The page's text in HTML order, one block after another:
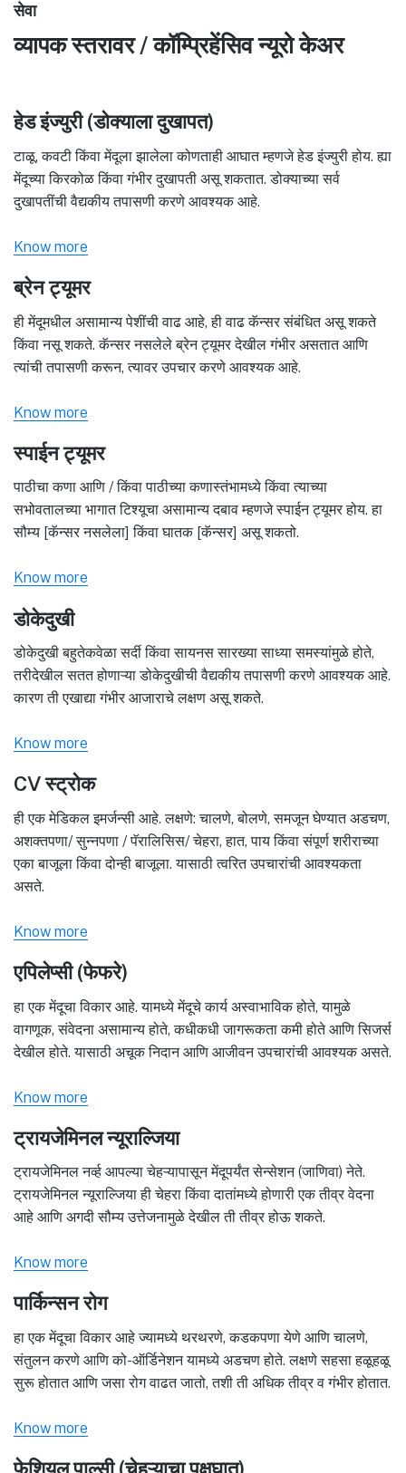
सेवा
व्यापक स्तरावर / कॉम्प्रिहेंसिव न्यूरो केअर
हेड इंज्युरी (डोक्याला दुखापत)
टाळू, कवटी किंवा मेंदूला झालेला कोणताही आघात म्हणजे हेड इंज्युरी होय. ह्या
मेंदूच्या किरकोळ किंवा गंभीर दुखापती असू शकतात. डोक्याच्या सर्व
दुखापतींची वैद्यकीय तपासणी करणे आवश्यक आहे.
Know more
ब्रेन ट्यूमर
ही मेंदूमधील असामान्य पेशींची वाढ आहे, ही वाढ कॅन्सर संबंधित असू शकते
किंवा नसू शकते. कॅन्सर नसलेले ब्रेन ट्यूमर देखील गंभीर असतात आणि
त्यांची तपासणी करून, त्यावर उपचार करणे आवश्यक आहे.
Know more
स्पाईन ट्यूमर
पाठीचा कणा आणि / किंवा पाठीच्या कणास्तंभामध्ये किंवा त्याच्या
सभोवतालच्या भागात टिश्यूचा असामान्य दबाव म्हणजे स्पाईन ट्यूमर होय. हा
सौम्य [कॅन्सर नसलेला] किंवा घातक [कॅन्सर] असू शकतो.
Know more
डोकेदुखी
डोकेदुखी बहुतेकवेळा सर्दी किंवा सायनस सारख्या साध्या समस्यांमुळे होते,
तरीदेखील सतत होणाऱ्या डोकेदुखीची वैद्यकीय तपासणी करणे आवश्यक आहे.
कारण ती एखाद्या गंभीर आजाराचे लक्षण असू शकते.
Know more
CV स्ट्रोक
ही एक मेडिकल इमर्जन्सी आहे. लक्षणे: चालणे, बोलणे, समजून घेण्यात अडचण,
अशक्तपणा/ सुन्नपणा / पॅरालिसिस/ चेहरा, हात, पाय किंवा संपूर्ण शरीराच्या
एका बाजूला किंवा दोन्ही बाजूला. यासाठी त्वरित उपचारांची आवश्यकता
असते.
Know more
एपिलेप्सी (फेफरे)
हा एक मेंदूचा विकार आहे. यामध्ये मेंदूचे कार्य अस्वाभाविक होते, यामुळे
वागणूक, संवेदना असामान्य होते, कधीकधी जागरूकता कमी होते आणि सिजर्स
देखील होते. यासाठी अचूक निदान आणि आजीवन उपचारांची आवश्यक असते.
Know more
ट्रायजेमिनल न्यूराल्जिया
ट्रायजेमिनल नर्व्ह आपल्या चेहऱ्यापासून मेंदूपर्यंत सेन्सेशन (जाणिवा) नेते.
ट्रायजेमिनल न्यूराल्जिया ही चेहरा किंवा दातांमध्ये होणारी एक तीव्र वेदना
आहे आणि अगदी सौम्य उत्तेजनामुळे देखील ती तीव्र होऊ शकते.
Know more
पार्किन्सन रोग
हा एक मेंदूचा विकार आहे ज्यामध्ये थरथरणे, कडकपणा येणे आणि चालणे,
संतुलन करणे आणि को-ऑर्डिनेशन यामध्ये अडचण होते. लक्षणे सहसा हळूहळू
सुरू होतात आणि जसा रोग वाढत जातो, तशी ती अधिक तीव्र व गंभीर होतात.
Know more